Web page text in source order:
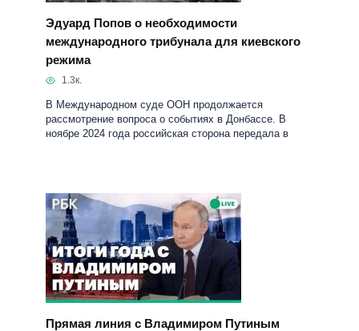
Эдуард Попов о необходимости
международного трибунала для киевского
режима
1.3к.
В Международном суде ООН продолжается
рассмотрение вопроса о событиях в Донбассе. В
ноябре 2024 года российская сторона передала в
Прямая линия с Владимиром Путиным